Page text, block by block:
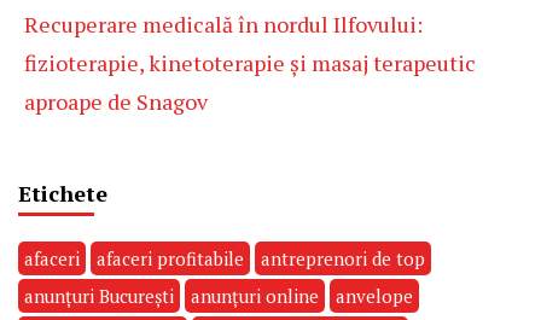
Recuperare medicală în nordul Ilfovului:
fizioterapie, kinetoterapie și masaj terapeutic
aproape de Snagov
Etichete
afaceri afaceri profitabile
antreprenori de top
anunțuri București
anunțuri online
anvelope